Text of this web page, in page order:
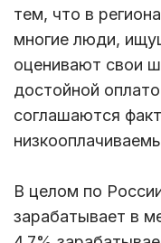
тем, что в
многие люди,
оценивают свои
достойной
соглашаются
В целом по
зарабатывает в